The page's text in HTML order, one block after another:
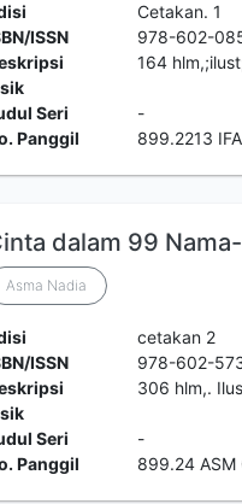
Cetakan. 1
ISSN
978-602-
164
Seri
-
Panggil
899.2213
dalam 99
Asma Nadia
cetakan 2
ISSN
978-602-
306 hlm,.
Seri
-
Panggil
899.24 ASM